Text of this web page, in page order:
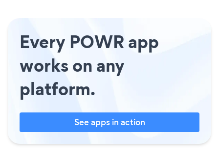
Every POWR app
works on any
platform.
See apps in action